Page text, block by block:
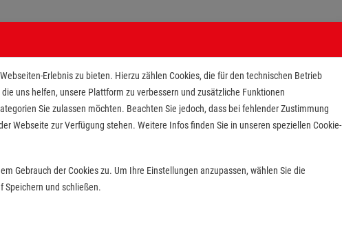
Erlebnis zu bieten. Hierzu zählen Cookies, die für den technischen Betrieb
uns helfen, unsere Plattform zu verbessern und zusätzliche Funktionen
Sie zulassen möchten. Beachten Sie jedoch, dass bei fehlender Zustimmung
Webseite zur Verfügung stehen. Weitere Infos finden Sie in unseren speziellen Cookie-
Gebrauch der Cookies zu. Um Ihre Einstellungen anzupassen, wählen Sie die
Speichern und schließen.